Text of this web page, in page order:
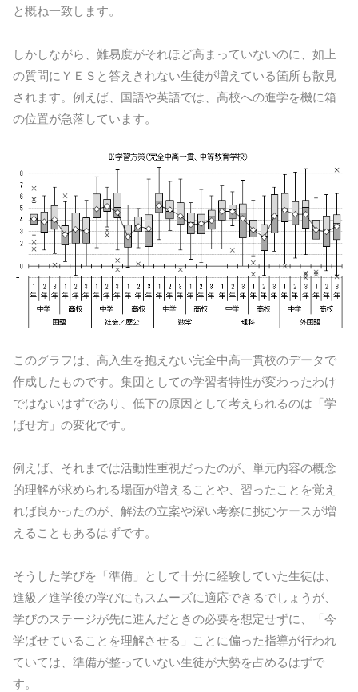
と概ね一致します。
しかしながら、難易度がそれほど高まっていないのに、如上
の質問にＹＥＳと答えきれない生徒が増えている箇所も散見
されます。例えば、国語や英語では、高校への進学を機に箱
の位置が急落しています。
このグラフは、高入生を抱えない完全中高一貫校のデータで
作成したものです。集団としての学習者特性が変わったわけ
ではないはずであり、低下の原因として考えられるのは「学
ばせ方」の変化です。
例えば、それまでは活動性重視だったのが、単元内容の概念
的理解が求められる場面が増えることや、習ったことを覚え
れば良かったのが、解法の立案や深い考察に挑むケースが増
えることもあるはずです。
そうした学びを「準備」として十分に経験していた生徒は、
進級／進学後の学びにもスムーズに適応できるでしょうが、
学びのステージが先に進んだときの必要を想定せずに、「今
学ばせていることを理解させる」ことに偏った指導が行われ
ていては、準備が整っていない生徒が大勢を占めるはずで
す。